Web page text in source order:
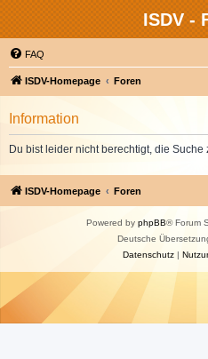
ISDV -
FAQ
ISDV-Homepage Foren
Information
Du bist leider nicht berechtigt, die Suche
ISDV-Homepage Foren
Powered by phpBB® Forum
Deutsche
Datenschutz|